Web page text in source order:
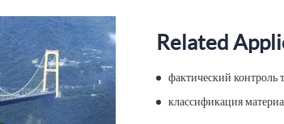
Related
фактический контроль
классификация